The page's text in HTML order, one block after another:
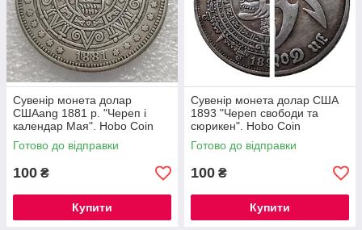
Сувенір монета долар
СШАang 1881 р. "Череп і
календар Мая". Hobo Coin
American Morgan
Готово до відправки
100 ₴
Купити
Сувенір монета долар США
1893 "Череп свободи та
сюрикен". Hobo Coin
American Morgan
Готово до відправки
100 ₴
Купити